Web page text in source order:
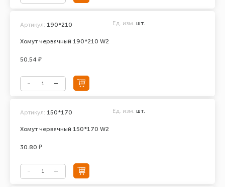
Хомут червячный 190*210 W2
Артикул: 190*210 Ед. изм. шт.
50.54 ₽
Хомут червячный 150*170 W2
Артикул: 150*170 Ед. изм. шт.
30.80 ₽